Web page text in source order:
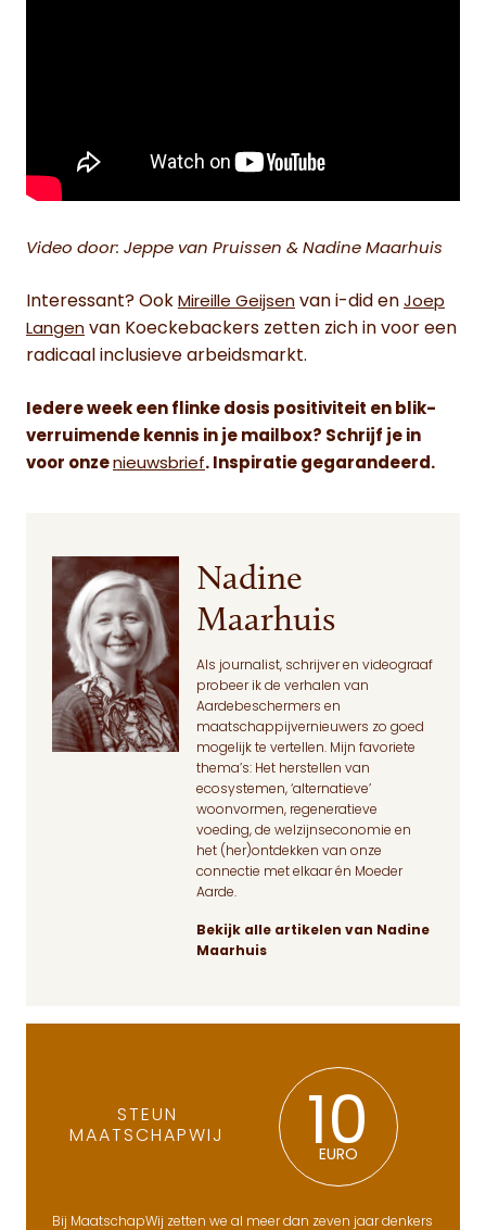
Video door: Jeppe van Pruissen & Nadine Maarhuis
Interessant? Ook Mireille Geijsen van i-did en Joep
Langen van Koeckebackers zetten zich in voor een
radicaal inclusieve arbeidsmarkt.
Iedere week een flinke dosis positiviteit en blik-
verruimende kennis in je mailbox? Schrijf je in
voor onze nieuwsbrief. Inspiratie gegarandeerd.
Nadine
Maarhuis
Als journalist, schrijver en videograaf
probeer ik de verhalen van
Aardebeschermers en
maatschappijvernieuwers zo goed
mogelijk te vertellen. Mijn favoriete
thema’s: Het herstellen van
ecosystemen, ‘alternatieve’
woonvormen, regeneratieve
voeding, de welzijnseconomie en
het (her)ontdekken van onze
connectie met elkaar én Moeder
Aarde.
Bekijk alle artikelen van Nadine
Maarhuis
STEUN
MAATSCHAPWIJ
10
EURO
Bij MaatschapWij zetten we al meer dan zeven jaar denkers